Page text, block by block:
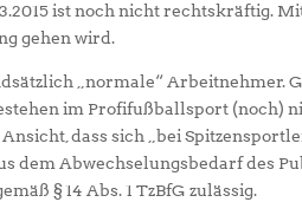
ist noch nicht rechtskräftig.
gehen wird.
„normale“ Arbeitnehmer.
im Profifußballsport (noch)
dass sich „bei
dem Abwechselungsbedarf des
§ 14 Abs. 1 TzBfG zulässig.